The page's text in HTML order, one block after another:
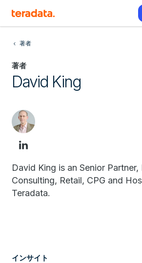
著者
著者
David King
David King is an Senior Partner,
Consulting, Retail, CPG and
Teradata.
インサイト